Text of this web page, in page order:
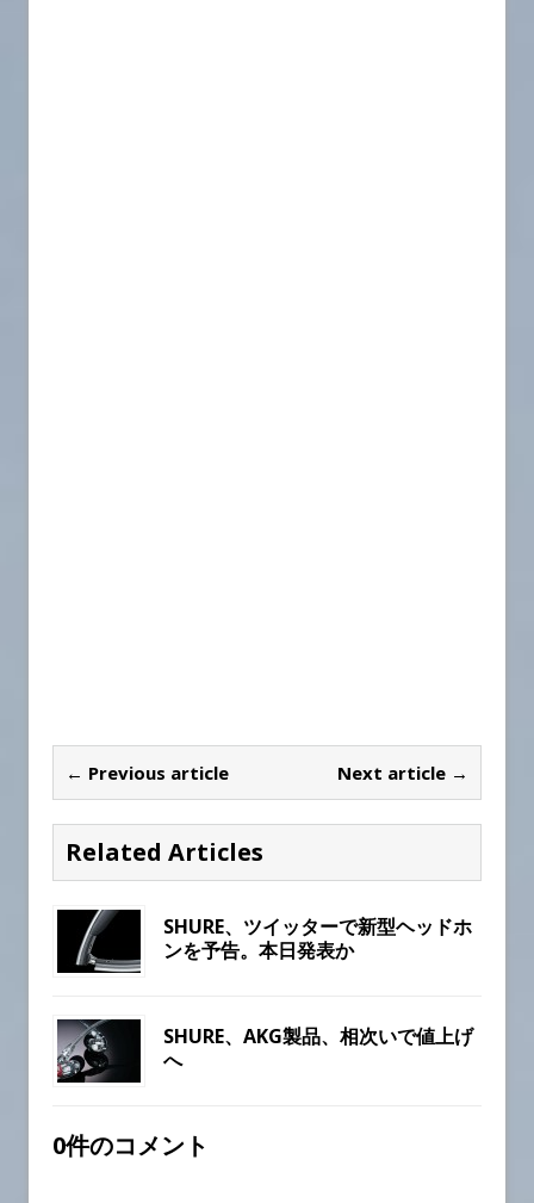
← Previous article Next article →
Related Articles
SHURE、ツイッターで新型ヘッドホ
ンを予告。本日発表か
SHURE、AKG製品、相次いで値上げ
へ
0件のコメント